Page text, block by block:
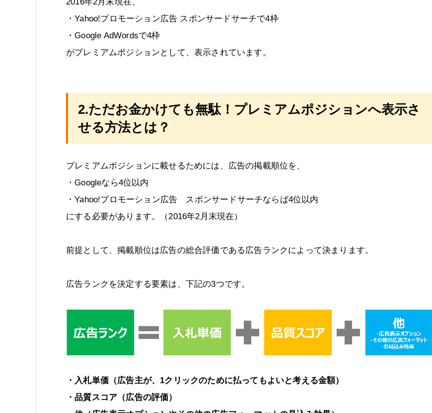
2016年2月末現在、
・Yahoo!プロモーション広告 スポンサードサーチで4枠
・Google AdWordsで4枠
がプレミアムポジションとして、表示されています。
2.ただお金かけても無駄！プレミアムポジションへ表示さ
せる方法とは？
プレミアムポジションに載せるためには、広告の掲載順位を、
・Googleなら4位以内
・Yahoo!プロモーション広告 スポンサードサーチならば4位以内
にする必要があります。（2016年2月末現在）
前提として、掲載順位は広告の総合評価である広告ランクによって決まります。
広告ランクを決定する要素は、下記の3つです。
・入札単価（広告主が、1クリックのために払ってもよいと考える金額）
・品質スコア（広告の評価）